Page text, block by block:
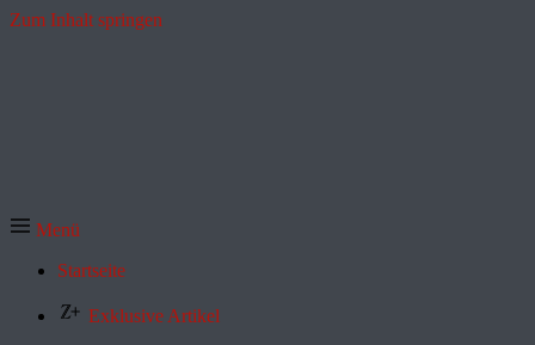
Zum Inhalt springen
Menü
Startseite
Exklusive Artikel